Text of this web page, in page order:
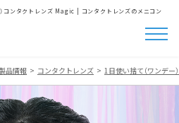
）コンタクトレンズ Magic | コンタクトレンズのメニコン
品情報 コンタクトレンズ 1日使い捨て（ワンデー）